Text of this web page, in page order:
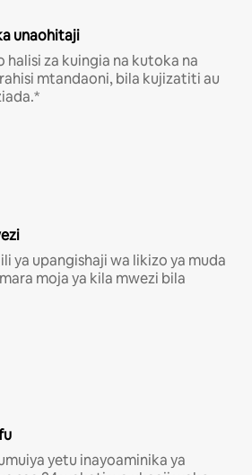
unaohitaji
halisi za kuingia na kutoka na
mtandaoni, bila kujizatiti au
ya upangishaji wa likizo ya muda
moja ya kila mwezi bila
yetu inayoaminika ya